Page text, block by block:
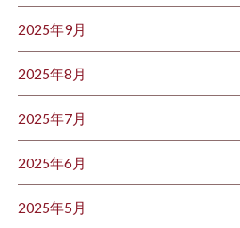
2025年9月
2025年8月
2025年7月
2025年6月
2025年5月